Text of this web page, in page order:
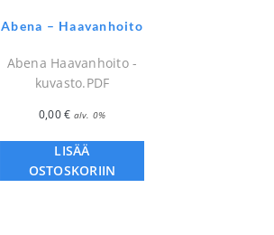
Abena – Haavanhoito
Abena Haavanhoito -
kuvasto.PDF
0,00€ alv. 0%
LISÄÄ
OSTOSKORIIN